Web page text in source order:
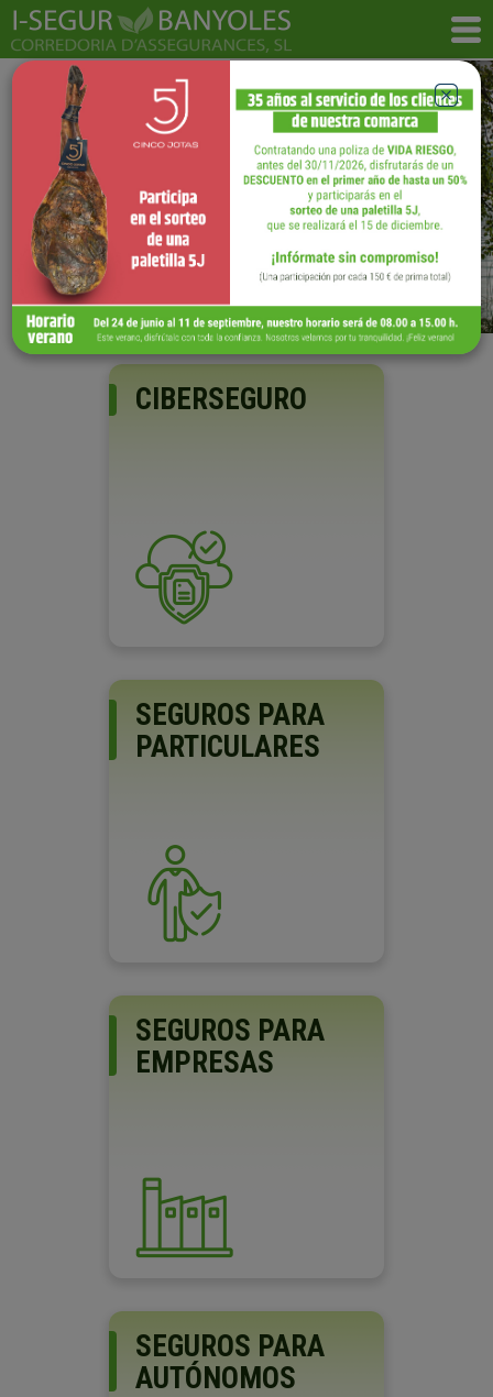
Con nuestros seguros
estarás perfectamente cubierto
CIBERSEGURO
SEGUROS PARA
PARTICULARES
SEGUROS PARA
EMPRESAS
SEGUROS PARA
AUTÓNOMOS